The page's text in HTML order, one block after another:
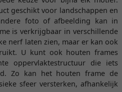
geschikt voor landschappen en
foto of afbeelding kan in
is verkrijgbaar in verschillende
nerf laten zien, maar er kan ook
U kunt ook houten frames
oppervlaktestructuur die iets
Zo kan het houten frame de
sfeer versterken, afhankelijk